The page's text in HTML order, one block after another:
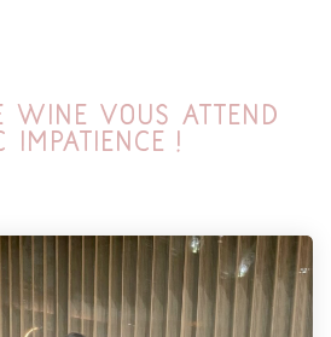
Wine vous attend
impatience !